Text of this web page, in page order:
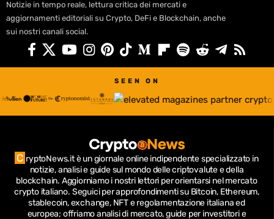
Notizie in tempo reale, lettura critica dei mercati e
aggiornamenti editoriali su Crypto, DeFi e Blockchain, anche
sui nostri canali social.
SEEN ON
C ryptoNews.it è un giornale online indipendente specializzato in
notizie, analisi e guide sul mondo delle criptovalute e della
blockchain. Aggiorniamo i nostri lettori per orientarsi nel mercato
crypto italiano. Seguici per approfondimenti su Bitcoin, Ethereum,
stablecoin, exchange, NFT e regolamentazione italiana ed
europea; offriamo analisi di mercato, guide per investitori e